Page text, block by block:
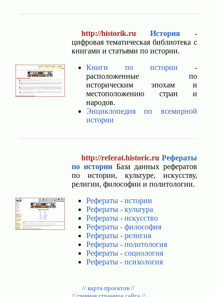
http://historik.ru История -
цифровая тематическая библиотека с
книгами и статьями по истории.
Книги по истории -
расположенные по
историческим эпохам и
местоположению стран и
народов.
Энциклопедия по всемирной
истории
http://referat.historic.ru Рефераты
по историиБаза данных рефератов
по истории, культуре, искусству,
религии, философии и политологии.
Рефераты - истории
Рефераты - культура
Рефераты - искусство
Рефераты - философия
Рефераты - религия
Рефераты - политология
Рефераты - социология
Рефераты - психология
// карта проектов //